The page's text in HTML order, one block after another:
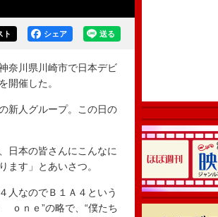
送る
シェア
ト
奈川県川崎市で日本デビ
開催した。
新人グループ。この日の
日本の皆さんにこんなに
ます」とあいさつ。
人なのでＢ１Ａ４という
ｎｅ”の略で、“僕たち